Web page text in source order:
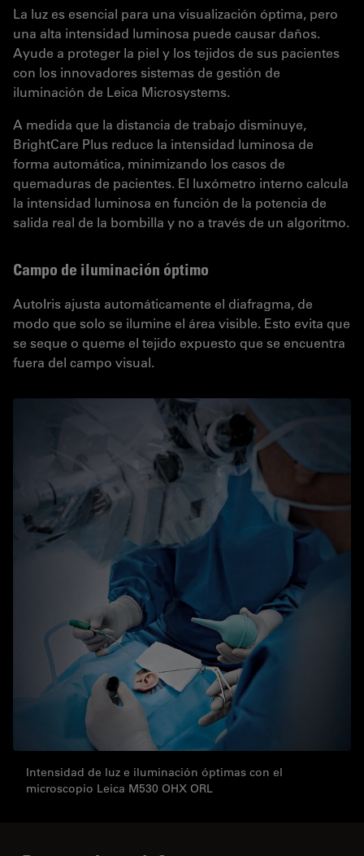
La luz es esencial para una visualización óptima, pero
una alta intensidad luminosa puede causar daños.
Ayude a proteger la piel y los tejidos de sus pacientes
con los innovadores sistemas de gestión de
iluminación de Leica Microsystems.
A medida que la distancia de trabajo disminuye,
BrightCare Plus reduce la intensidad luminosa de
forma automática, minimizando los casos de
quemaduras de pacientes. El luxómetro interno calcula
la intensidad luminosa en función de la potencia de
salida real de la bombilla y no a través de un algoritmo.
Campo de iluminación óptimo
AutoIris ajusta automáticamente el diafragma, de
modo que solo se ilumine el área visible. Esto evita que
se seque o queme el tejido expuesto que se encuentra
fuera del campo visual.
Intensidad de luz e iluminación óptimas con el
microscopio Leica M530 OHX ORL